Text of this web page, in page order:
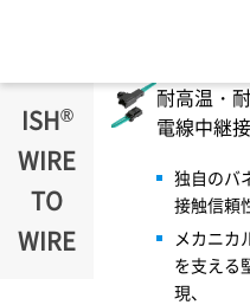
ISH®
WIRE
TO
WIRE
耐高温・
電線中継
独自のバ
接触信頼
メカニカ
を支える
現、